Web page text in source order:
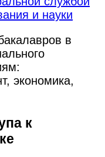
и науки
в
экономика,
к